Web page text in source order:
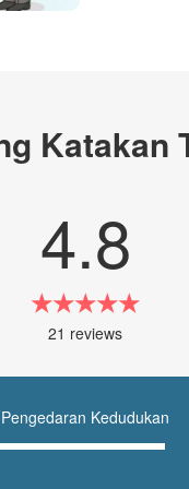
Katakan
4.8
★★★★★
21 reviews
Pengedaran Kedudukan